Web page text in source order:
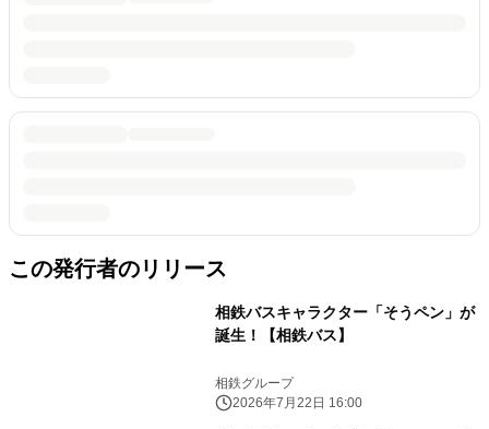
この発行者のリリース
相鉄バスキャラクター「そうペン」が
誕生！【相鉄バス】
相鉄グループ
2026年7月22日 16:00